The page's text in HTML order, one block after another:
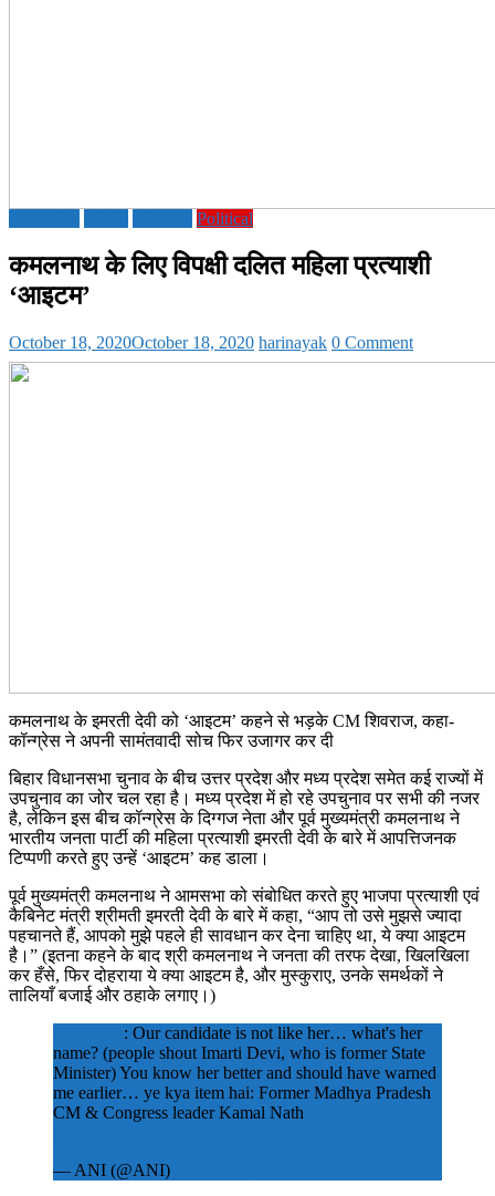
Political
कमलनाथ के लिए विपक्षी दलित महिला प्रत्याशी
‘आइटम’
October 18, 2020October 18, 2020 harinayak 0 Comment
कमलनाथ के इमरती देवी को ‘आइटम’ कहने से भड़के CM शिवराज, कहा-
कॉन्ग्रेस ने अपनी सामंतवादी सोच फिर उजागर कर दी
बिहार विधानसभा चुनाव के बीच उत्तर प्रदेश और मध्य प्रदेश समेत कई राज्यों में
उपचुनाव का जोर चल रहा है। मध्य प्रदेश में हो रहे उपचुनाव पर सभी की नजर
है, लेकिन इस बीच कॉन्ग्रेस के दिग्गज नेता और पूर्व मुख्यमंत्री कमलनाथ ने
भारतीय जनता पार्टी की महिला प्रत्याशी इमरती देवी के बारे में आपत्तिजनक
टिप्पणी करते हुए उन्हें ‘आइटम’ कह डाला।
पूर्व मुख्यमंत्री कमलनाथ ने आमसभा को संबोधित करते हुए भाजपा प्रत्याशी एवं
कैबिनेट मंत्री श्रीमती इमरती देवी के बारे में कहा, “आप तो उसे मुझसे ज्यादा
पहचानते हैं, आपको मुझे पहले ही सावधान कर देना चाहिए था, ये क्या आइटम
है।” (इतना कहने के बाद श्री कमलनाथ ने जनता की तरफ देखा, खिलखिला
कर हँसे, फिर दोहराया ये क्या आइटम है, और मुस्कुराए, उनके समर्थकों ने
तालियाँ बजाई और ठहाके लगाए।)
: Our candidate is not like her… what's her
name? (people shout Imarti Devi, who is former State
Minister) You know her better and should have warned
me earlier… ye kya item hai: Former Madhya Pradesh
CM & Congress leader Kamal Nath
— ANI (@ANI)